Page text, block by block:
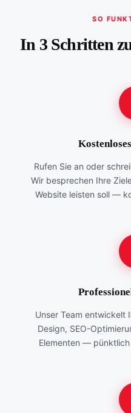
SO
In 3 Schritten
Rufen Sie an oder
Wir besprechen Ihre
Website leisten soll —
Unser Team entwickelt
Design, SEO-
Elementen —